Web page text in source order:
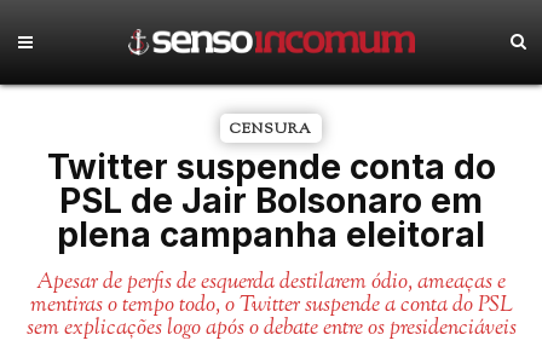
CENSURA
Twitter suspende conta do
PSL de Jair Bolsonaro em
plena campanha eleitoral
Apesar de perfis de esquerda destilarem ódio, ameaças e
mentiras o tempo todo, o Twitter suspende a conta do PSL
sem explicações logo após o debate entre os presidenciáveis